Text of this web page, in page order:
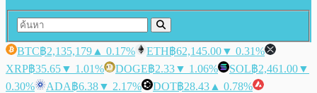
BTC฿2,135,179 ▲ 0.17% ETH฿62,145.00▼ 0.31%
XRP฿35.65▼ 1.01% DOGE฿2.33▼ 1.06% SOL฿2,461.00▼
0.30%
ADA฿6.38▼ 2.17% DOT฿28.43 ▲ 0.78%